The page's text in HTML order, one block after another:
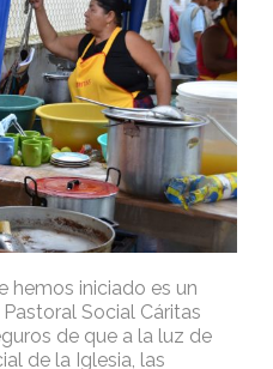
hemos iniciado es un
Social Cáritas
de que a la luz de
de la Iglesia, las